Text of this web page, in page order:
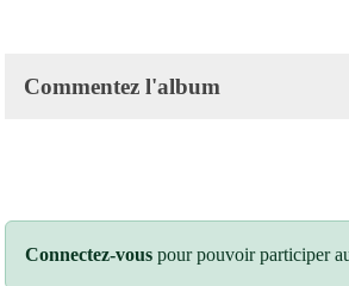
Commentez l'album
Connectez-vous pour pouvoir participer